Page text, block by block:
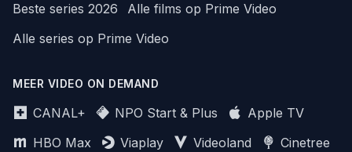
Beste series 2026
Alle films op Prime Video
Alle series op Prime Video
MEER VIDEO ON DEMAND
CANAL+ NPO Start & Plus
Apple TV
HBO Max
Viaplay Videoland
Cinetree